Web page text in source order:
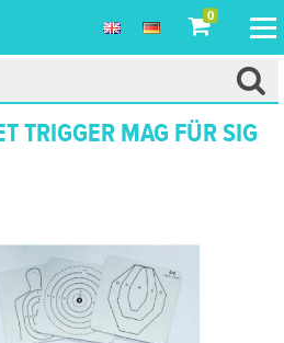
0
TRIGGER MAG FÜR SIG